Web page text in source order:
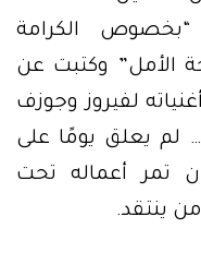
“بخصوص الكرامة
الأمل” وكتبت عن
لفيروز وجوزف
يعلق يومًا على
تمر أعماله تحت
ينتقد.